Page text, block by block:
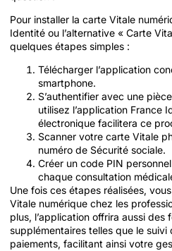
Pour installer la carte Vitale
Identité ou l’alternative « Carte
quelques étapes simples :
Télécharger l’application
smartphone.
S’authentifier avec une
utilisez l’application France
électronique facilitera ce
Scanner votre carte Vitale
numéro de Sécurité sociale.
Créer un code PIN
chaque consultation
Une fois ces étapes réalisées,
Vitale numérique chez les
plus, l’application offrira aussi des
supplémentaires telles que le
paiements, facilitant ainsi votre